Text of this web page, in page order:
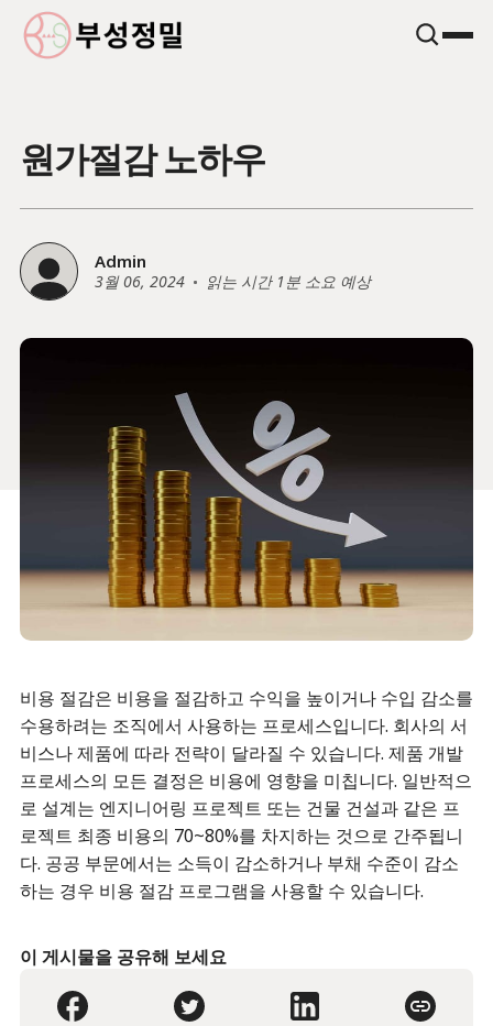
원가절감 노하우
Admin
3월 06, 2024 읽는 시간 1분 소요 예상
비용 절감은 비용을 절감하고 수익을 높이거나 수입 감소를
수용하려는 조직에서 사용하는 프로세스입니다. 회사의 서
비스나 제품에 따라 전략이 달라질 수 있습니다. 제품 개발
프로세스의 모든 결정은 비용에 영향을 미칩니다. 일반적으
로 설계는 엔지니어링 프로젝트 또는 건물 건설과 같은 프
로젝트 최종 비용의 70~80%를 차지하는 것으로 간주됩니
다. 공공 부문에서는 소득이 감소하거나 부채 수준이 감소
하는 경우 비용 절감 프로그램을 사용할 수 있습니다.
이 게시물을 공유해 보세요